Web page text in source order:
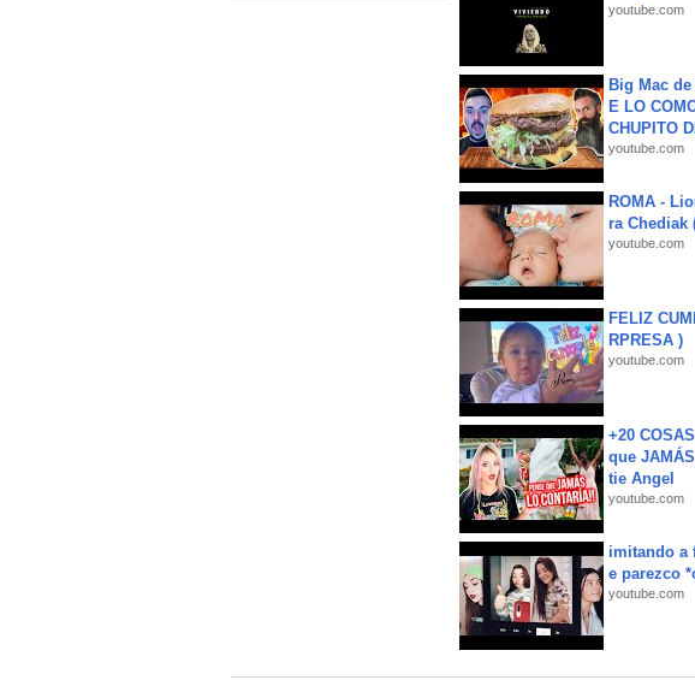
youtube.com
Big Mac
E LO
CHUPITO
youtube.com
ROMA -
ra Chediak
youtube.com
FELIZ
RPRESA )
youtube.com
+20
que
tie Angel
youtube.com
imitando a
e parezco
youtube.com